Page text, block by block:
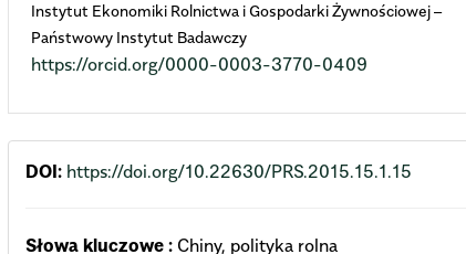
Article
Content
Instytut Ekonomiki Rolnictwa i Gospodarki Żywnościowej –
Państwowy Instytut Badawczy
https://orcid.org/0000-0003-3770-0409
DOI: https://doi.org/10.22630/PRS.2015.15.1.15
Słowa kluczowe : Chiny, polityka rolna